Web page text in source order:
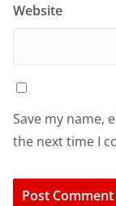
Website
Save my name,
the next time I